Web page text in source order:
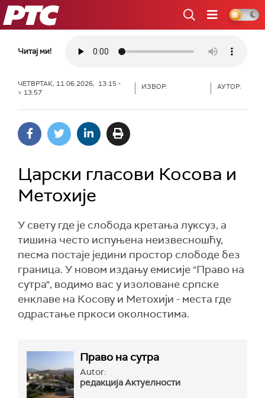
РТС
Читај ми!
ЧЕТВРТАК, 11.06.2026, 13:15 -
> 13:57
ИЗВОР: АУТОР:
Царски гласови Косова и
Метохије
У свету где је слобода кретања луксуз, а
тишина често испуњена неизвесношћу,
песма постаје једини простор слободе без
граница. У новом издању емисије "Право на
сутра", водимо вас у изоловане српске
енклаве на Косову и Метохији - места где
одрастање пркоси околностима.
Право на сутра
Autor:
редакција Актуелности